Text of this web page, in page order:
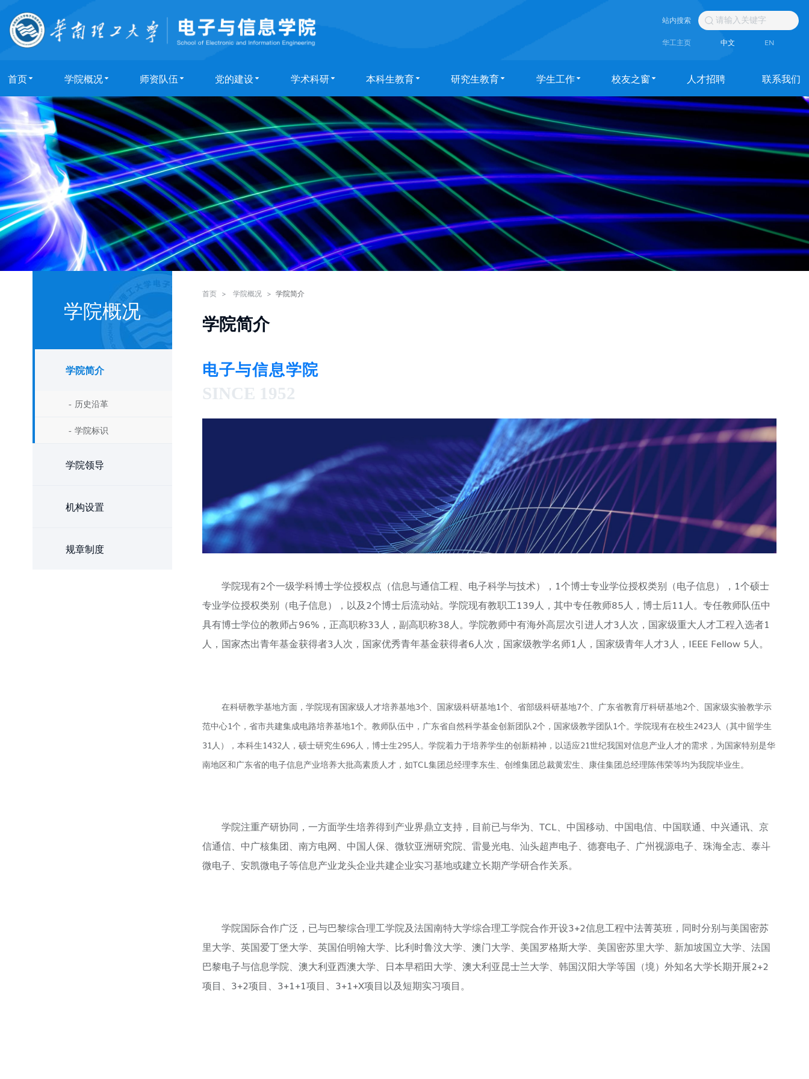
站内搜索
华工主页 中文 EN
首页 学院概况 师资队伍 党的建设 学术科研 本科生教育 研究生教育 学生工作 校友之窗 人才招聘 联系我们
学院概况
学院简介
历史沿革
学院标识
学院领导
机构设置
规章制度
首页 > 学院概况 > 学院简介
学院简介
电子与信息学院
SINCE 1952
学院现有2个一级学科博士学位授权点（信息与通信工程、电子科学与技术），1个博士专业学位授权类别（电子信息），1个硕士
专业学位授权类别（电子信息），以及2个博士后流动站。学院现有教职工139人，其中专任教师85人，博士后11人。专任教师队伍中
具有博士学位的教师占96%，正高职称33人，副高职称38人。学院教师中有海外高层次引进人才3人次，国家级重大人才工程入选者1
人，国家杰出青年基金获得者3人次，国家优秀青年基金获得者6人次，国家级教学名师1人，国家级青年人才3人，IEEE Fellow 5人。
在科研教学基地方面，学院现有国家级人才培养基地3个、国家级科研基地1个、省部级科研基地7个、广东省教育厅科研基地2个、国家级实验教学示
范中心1个，省市共建集成电路培养基地1个。教师队伍中，广东省自然科学基金创新团队2个，国家级教学团队1个。学院现有在校生2423人（其中留学生
31人），本科生1432人，硕士研究生696人，博士生295人。学院着力于培养学生的创新精神，以适应21世纪我国对信息产业人才的需求，为国家特别是华
南地区和广东省的电子信息产业培养大批高素质人才，如TCL集团总经理李东生、创维集团总裁黄宏生、康佳集团总经理陈伟荣等均为我院毕业生。
学院注重产研协同，一方面学生培养得到产业界鼎立支持，目前已与华为、TCL、中国移动、中国电信、中国联通、中兴通讯、京
信通信、中广核集团、南方电网、中国人保、微软亚洲研究院、雷曼光电、汕头超声电子、德赛电子、广州视源电子、珠海全志、泰斗
微电子、安凯微电子等信息产业龙头企业共建企业实习基地或建立长期产学研合作关系。
学院国际合作广泛，已与巴黎综合理工学院及法国南特大学综合理工学院合作开设3+2信息工程中法菁英班，同时分别与美国密苏
里大学、英国爱丁堡大学、英国伯明翰大学、比利时鲁汶大学、澳门大学、美国罗格斯大学、美国密苏里大学、新加坡国立大学、法国
巴黎电子与信息学院、澳大利亚西澳大学、日本早稻田大学、澳大利亚昆士兰大学、韩国汉阳大学等国（境）外知名大学长期开展2+2
项目、3+2项目、3+1+1项目、3+1+X项目以及短期实习项目。